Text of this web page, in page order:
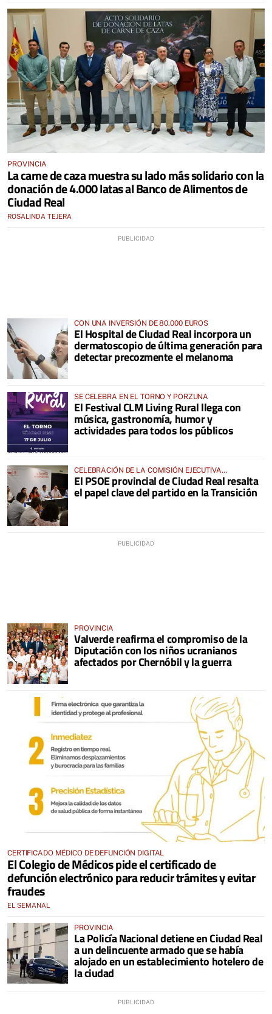
PROVINCIA
La carne de caza muestra su lado más solidario con la
donación de 4.000 latas al Banco de Alimentos de
Ciudad Real
ROSALINDA TEJERA
CON UNA INVERSIÓN DE 80.000 EUROS
El Hospital de Ciudad Real incorpora un
dermatoscopio de última generación para
detectar precozmente el melanoma
SE CELEBRA EN EL TORNO Y PORZUNA
El Festival CLM Living Rural llega con
música, gastronomía, humor y
actividades para todos los públicos
CELEBRACIÓN DE LA COMISIÓN EJECUTIVA
PROVINCIAL
El PSOE provincial de Ciudad Real resalta
el papel clave del partido en la Transición
PROVINCIA
Valverde reafirma el compromiso de la
Diputación con los niños ucranianos
afectados por Chernóbil y la guerra
CERTIFICADO MÉDICO DE DEFUNCIÓN DIGITAL
El Colegio de Médicos pide el certificado de
defunción electrónico para reducir trámites y evitar
fraudes
EL SEMANAL
PROVINCIA
La Policía Nacional detiene en Ciudad Real
a un delincuente armado que se había
alojado en un establecimiento hotelero de
la ciudad